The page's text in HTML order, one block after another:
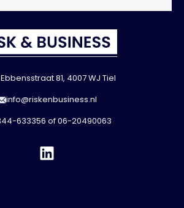
Ebbensstraat 81, 4007 WJ Tiel
info@riskenbusiness.nl
633356 of06-20490063